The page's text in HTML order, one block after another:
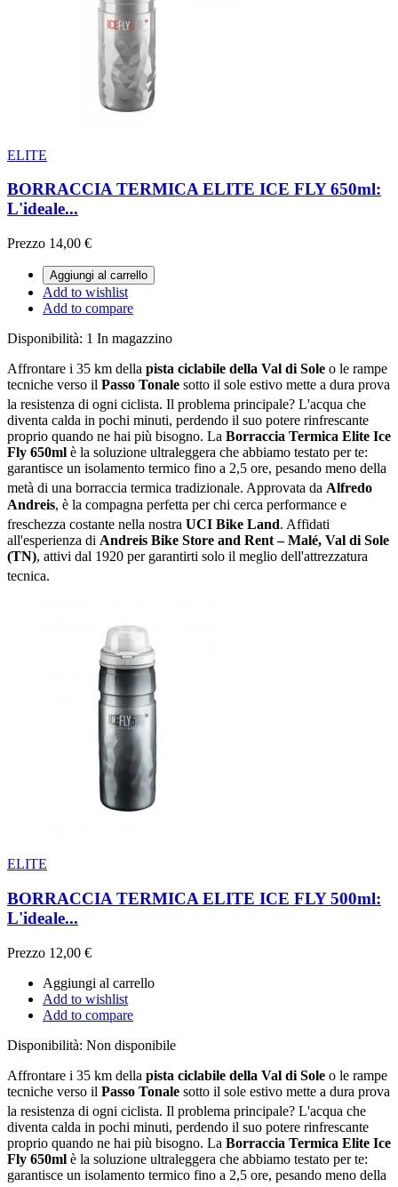
ELITE
BORRACCIA TERMICA ELITE ICE FLY 650ml:
L'ideale...
Prezzo 14,00 €
Aggiungi al carrello
Add to wishlist
Add to compare
Disponibilità: 1 In magazzino
Affrontare i 35 km della pista ciclabile della Val di Sole o le rampe
tecniche verso il Passo Tonale sotto il sole estivo mette a dura prova
la resistenza di ogni ciclista. Il problema principale? L'acqua che
diventa calda in pochi minuti, perdendo il suo potere rinfrescante
proprio quando ne hai più bisogno. La Borraccia Termica Elite Ice
Fly 650ml è la soluzione ultraleggera che abbiamo testato per te:
garantisce un isolamento termico fino a 2,5 ore, pesando meno della
metà di una borraccia termica tradizionale. Approvata da Alfredo
Andreis, è la compagna perfetta per chi cerca performance e
freschezza costante nella nostra UCI Bike Land. Affidati
all'esperienza di Andreis Bike Store and Rent – Malé, Val di Sole
(TN), attivi dal 1920 per garantirti solo il meglio dell'attrezzatura
tecnica.
ELITE
BORRACCIA TERMICA ELITE ICE FLY 500ml:
L'ideale...
Prezzo 12,00 €
Aggiungi al carrello
Add to wishlist
Add to compare
Disponibilità: Non disponibile
Affrontare i 35 km della pista ciclabile della Val di Sole o le rampe
tecniche verso il Passo Tonale sotto il sole estivo mette a dura prova
la resistenza di ogni ciclista. Il problema principale? L'acqua che
diventa calda in pochi minuti, perdendo il suo potere rinfrescante
proprio quando ne hai più bisogno. La Borraccia Termica Elite Ice
Fly 650ml è la soluzione ultraleggera che abbiamo testato per te:
garantisce un isolamento termico fino a 2,5 ore, pesando meno della